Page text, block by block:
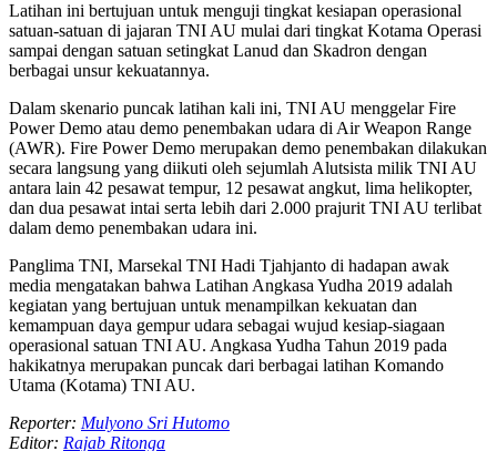
Latihan ini bertujuan untuk menguji tingkat kesiapan operasional
satuan-satuan di jajaran TNI AU mulai dari tingkat Kotama Operasi
sampai dengan satuan setingkat Lanud dan Skadron dengan
berbagai unsur kekuatannya.
Dalam skenario puncak latihan kali ini, TNI AU menggelar Fire
Power Demo atau demo penembakan udara di Air Weapon Range
(AWR). Fire Power Demo merupakan demo penembakan dilakukan
secara langsung yang diikuti oleh sejumlah Alutsista milik TNI AU
antara lain 42 pesawat tempur, 12 pesawat angkut, lima helikopter,
dan dua pesawat intai serta lebih dari 2.000 prajurit TNI AU terlibat
dalam demo penembakan udara ini.
Panglima TNI, Marsekal TNI Hadi Tjahjanto di hadapan awak
media mengatakan bahwa Latihan Angkasa Yudha 2019 adalah
kegiatan yang bertujuan untuk menampilkan kekuatan dan
kemampuan daya gempur udara sebagai wujud kesiap-siagaan
operasional satuan TNI AU. Angkasa Yudha Tahun 2019 pada
hakikatnya merupakan puncak dari berbagai latihan Komando
Utama (Kotama) TNI AU.
Reporter: Mulyono Sri Hutomo
Editor: Rajab Ritonga